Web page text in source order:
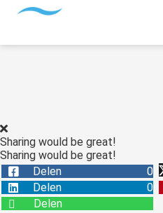
Sharing would be great!
Sharing would be great!
Delen
0
Delen
0
Delen